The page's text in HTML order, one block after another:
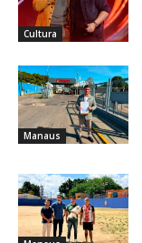
Cultura
Manaus